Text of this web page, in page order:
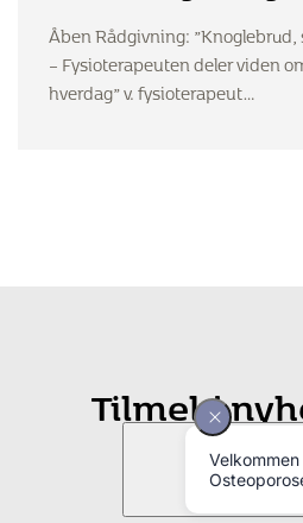
smerter og
fysioterapeut
Åben Rådgivning:
– Fysioterapeuten deler viden
hverdag” v. fysioterapeut…
Tilmeld
Vil du have